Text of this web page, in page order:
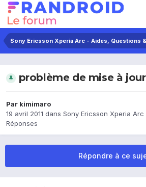
problème de mise à jour
Par kimimaro
19 avril 2011 dans Sony Ericsson Xperia
Réponses
Répondre à ce